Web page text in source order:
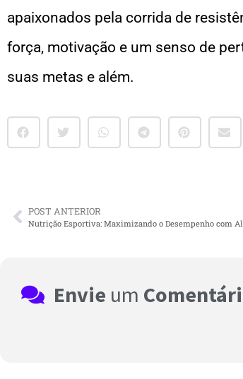
apaixonados pela corrida de
força, motivação e um senso de
suas metas e além.
POST ANTERIOR
Envie um